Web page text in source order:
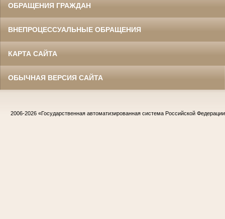
ОБРАЩЕНИЯ ГРАЖДАН
ВНЕПРОЦЕССУАЛЬНЫЕ ОБРАЩЕНИЯ
КАРТА САЙТА
ОБЫЧНАЯ ВЕРСИЯ САЙТА
2006-2026 «Государственная автоматизированная система Российской